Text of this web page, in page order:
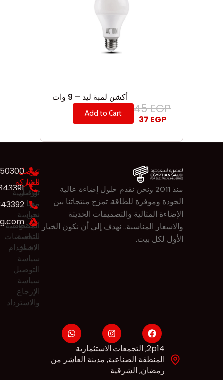
أكشن لمبة ليد – 9 وات
45EGP
37 EGP
Add to Cart
منذ 2011 ونحن نقدم حلول ​​إضاءة عالية
الجودة وموفرة للطاقة. تمزج منتجاتنا بين
الإضاءة المثالية والتصميمات الحديثة
والاسعار المناسبة.. نهدف إلى أن نكون الخيار
الأول لكل بيت.
عن
الشركة
الرئيسية
من
نحن
المنتجات
التخفيضات
الاخبار
تواصل
معنا
سياسة
الخصوصية
سياسة
الاستخدام
سياسة
التوصيل
سياسة
الإرجاع
والاسترداد
تواصل
معنا
2p14, التجمعات الاستثمارية
المنطقة الصناعية, مدينة العاشر من
رمضان, الشرقية